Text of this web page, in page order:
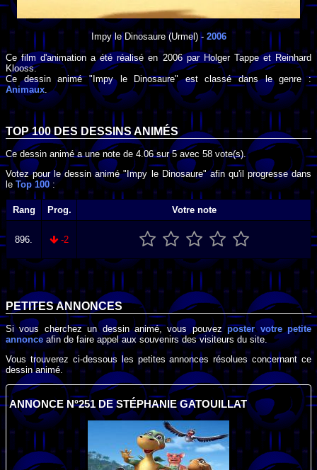
Impy le Dinosaure(Urmel) - 2006
Ce film d'animation a été réalisé en 2006par Holger Tappeet Reinhard
Klooss.
Ce dessin animé "Impy le Dinosaure" est classé dans le genre :
Animaux
TOP 100 DESDESSINS ANIMÉS
Ce dessin animé a une note de 4.06sur5avec 58 vote(s).
Votez pour le dessin animé "Impy le Dinosaure" afin qu'il progresse dans
le Top 100:
Rang Prog. Votre note
896. -2
PETITES ANNONCES
Si vous cherchez un dessin animé, vous pouvezposter votre petite
annonceafin de faire appel aux souvenirs des visiteurs du site.
Vous trouverez ci-dessous les petites annonces résolues concernant ce
dessin animé.
ANNONCE N°251 DE STÉPHANIE GATOUILLAT